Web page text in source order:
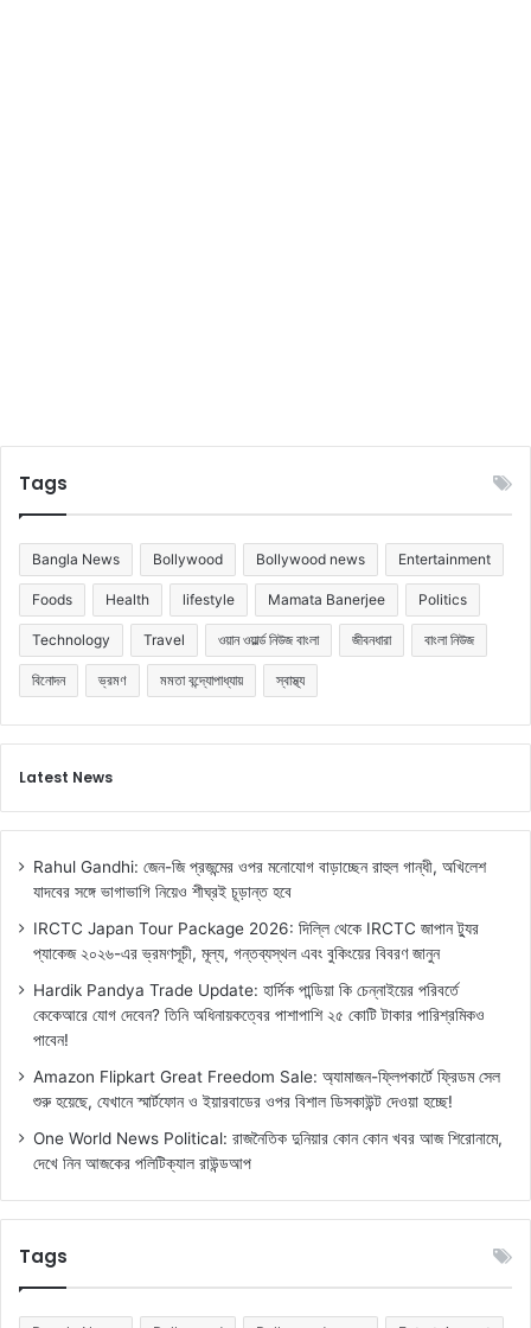
Tags
Bangla News Bollywood Bollywood news Entertainment
Foods Health lifestyle Mamata Banerjee Politics
Technology Travel ওয়ান ওয়ার্ল্ড নিউজ বাংলা জীবনধারা বাংলা নিউজ
বিনোদন ভ্রমণ মমতা বন্দ্যোপাধ্যায় স্বাস্থ্য
Latest News
Rahul Gandhi: জেন-জি প্রজন্মের ওপর মনোযোগ বাড়াচ্ছেন রাহুল গান্ধী, অখিলেশ
যাদবের সঙ্গে ভাগাভাগি নিয়েও শীঘ্রই চূড়ান্ত হবে
IRCTC Japan Tour Package 2026: দিল্লি থেকে IRCTC জাপান ট্যুর
প্যাকেজ ২০২৬-এর ভ্রমণসূচী, মূল্য, গন্তব্যস্থল এবং বুকিংয়ের বিবরণ জানুন
Hardik Pandya Trade Update: হার্দিক পান্ডিয়া কি চেন্নাইয়ের পরিবর্তে
কেকেআরে যোগ দেবেন? তিনি অধিনায়কত্বের পাশাপাশি ২৫ কোটি টাকার পারিশ্রমিকও
পাবেন!
Amazon Flipkart Great Freedom Sale: অ্যামাজন-ফ্লিপকার্টে ফ্রিডম সেল
শুরু হয়েছে, যেখানে স্মার্টফোন ও ইয়ারবাডের ওপর বিশাল ডিসকাউন্ট দেওয়া হচ্ছে!
One World News Political: রাজনৈতিক দুনিয়ার কোন কোন খবর আজ শিরোনামে,
দেখে নিন আজকের পলিটিক্যাল রাউন্ডআপ
Tags